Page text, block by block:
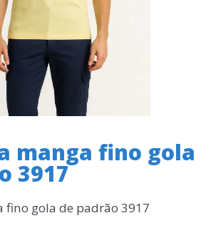
manga fino gola
3917
fino gola de padrão 3917